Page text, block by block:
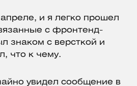
и я легко прошел
с фронтенд-
знаком с версткой и
что к чему.
увидел сообщение в